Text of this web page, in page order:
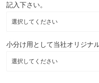
記入下さい。
小分け用として当社オリジナ